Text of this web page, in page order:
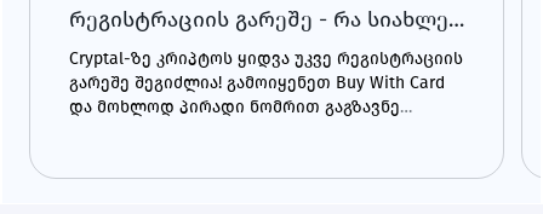
რეგისტრაციის გარეშე - რა სიახლე
გელოდება?
Cryptal-ზე კრიპტოს ყიდვა უკვე რეგისტრაციის
გარეშე შეგიძლია! გამოიყენეთ Buy With Card
და მოხლოდ პირადი ნომრით გაგზავნე